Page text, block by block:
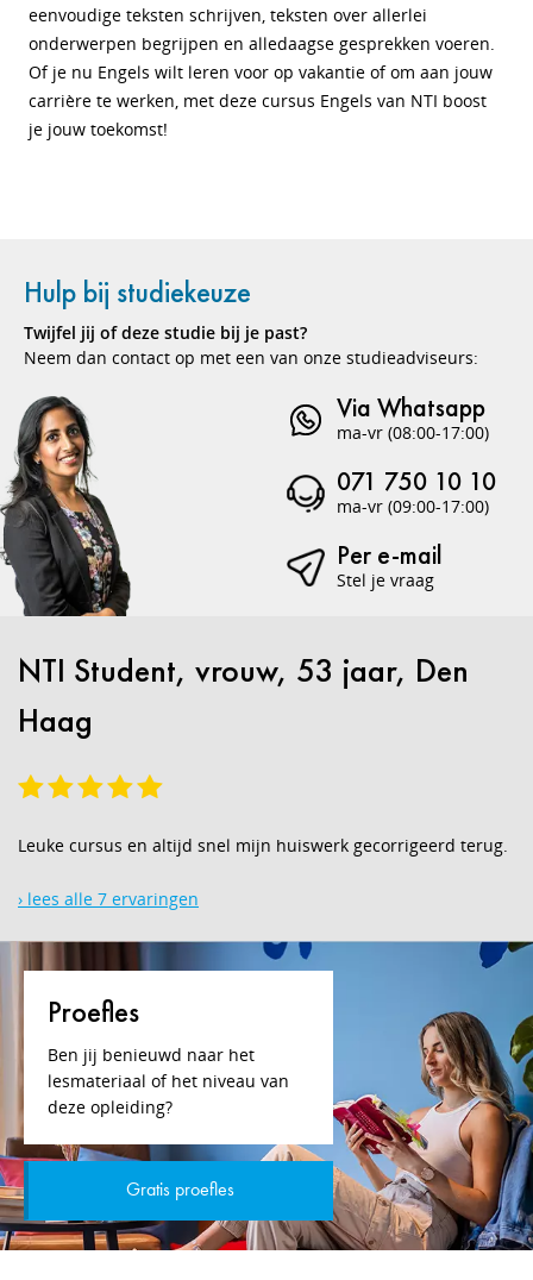
eenvoudige teksten schrijven, teksten over allerlei
onderwerpen begrijpen en alledaagse gesprekken voeren.
Of je nu Engels wilt leren voor op vakantie of om aan jouw
carrière te werken, met deze cursus Engels van NTI boost
je jouw toekomst!
Hulp bij studiekeuze
Twijfel jij of deze studie bij je past?
Neem dan contact op met een van onze studieadviseurs:
Via Whatsapp
ma-vr (08:00-17:00)
071 750 10 10
ma-vr (09:00-17:00)
Per e-mail
Stel je vraag
NTI Student, vrouw, 53 jaar, Den
Haag
Leuke cursus en altijd snel mijn huiswerk gecorrigeerd terug.
› lees alle 7 ervaringen
Proefles
Ben jij benieuwd naar het
lesmateriaal of het niveau van
deze opleiding?
Gratis proefles